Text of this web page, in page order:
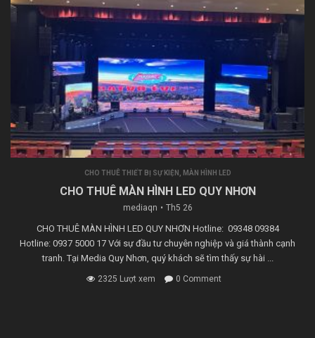
CHO THUÊ THIẾT BỊ SỰ KIỆN , MÀN HÌNH LED
CHO THUÊ MÀN HÌNH LED QUY NHƠN
mediaqn Th5 26
CHO THUÊ MÀN HÌNH LED QUY NHƠN Hotline: 09348 09384
Hotline: 0937 5000 17 Với sự đầu tư chuyên nghiệp và giá thành cạnh
tranh. Tại Media Quy Nhơn, quý khách sẽ tìm thấy sự hài ...
2325 Lượt xem 0 Comment